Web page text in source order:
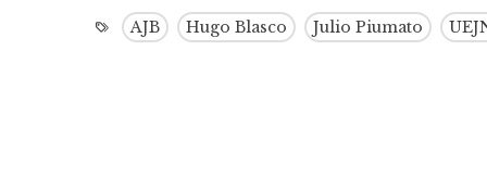
AJB Hugo Blasco Julio Piumato